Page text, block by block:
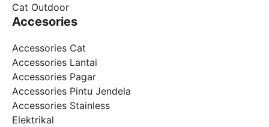
Cat Outdoor
Accesories
Accessories Cat
Accessories Lantai
Accessories Pagar
Accessories Pintu Jendela
Accessories Stainless
Elektrikal